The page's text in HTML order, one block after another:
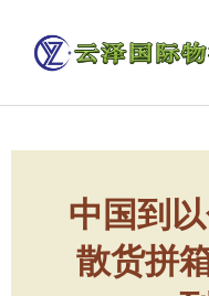
中国到
散货拼